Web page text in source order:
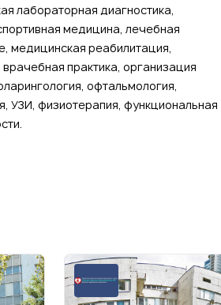
лабораторная диагностика,
медицина, лечебная
медицинская реабилитация,
практика, организация
офтальмология,
УЗИ, физиотерапия, функциональная